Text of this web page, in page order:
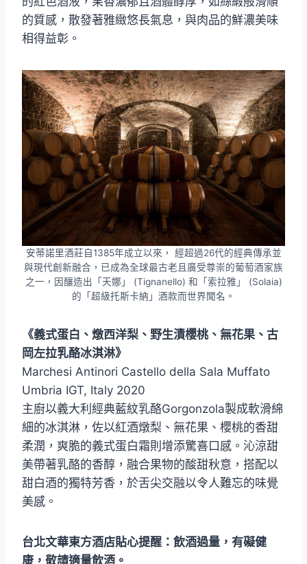
的質感，散發著雅緻悠長氣息，與肉品的鮮濃美味
相得益彰。
安蒂諾里酒莊自1385年成立以來， 經超過26代的經典傳承並
與現代創新融合，已成為全球最古老且廣受尊崇的葡萄酒家族
之一，因釀造出「天娜」 (Tignanello) 和「索拉雅」 (Solaia)
的「超級托斯卡納」酒款而世界聞名。
《義式蛋白、燉西洋梨、野生漬櫻桃、無花果、古
岡左拉乳酪冰淇淋》
Marchesi Antinori Castello della Sala Muffato
Umbria IGT, Italy 2020
主廚以義大利經典藍紋乳酪Gorgonzola製成軟滑綿
細的冰淇淋，佐以紅酒燉梨、無花果、櫻桃的香甜
柔潤，爽脆的義式蛋白霜則增添驚喜口感。沁涼甜
美帶著乳酪的香醇，融合果物的酸甜秋意，搭配以
甜白酒的獨特芳香，於舌尖交融以令人難忘的味覺
美感。
台北文華東方酒店貼心提醒：飲酒過量，有礙健
康，敬請適量飲酒。